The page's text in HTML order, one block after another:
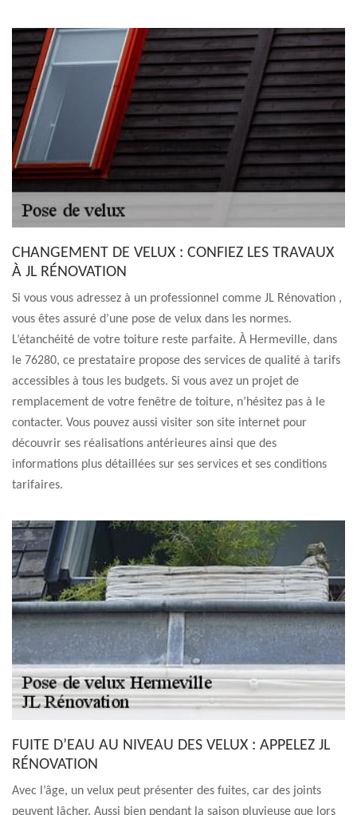
CHANGEMENT DE VELUX : CONFIEZ LES TRAVAUX
À JL RÉNOVATION
Si vous vous adressez à un professionnel comme JL Rénovation ,
vous êtes assuré d’une pose de velux dans les normes.
L’étanchéité de votre toiture reste parfaite. À Hermeville, dans
le 76280, ce prestataire propose des services de qualité à tarifs
accessibles à tous les budgets. Si vous avez un projet de
remplacement de votre fenêtre de toiture, n’hésitez pas à le
contacter. Vous pouvez aussi visiter son site internet pour
découvrir ses réalisations antérieures ainsi que des
informations plus détaillées sur ses services et ses conditions
tarifaires.
FUITE D’EAU AU NIVEAU DES VELUX : APPELEZ JL
RÉNOVATION
Avec l’âge, un velux peut présenter des fuites, car des joints
peuvent lâcher. Aussi bien pendant la saison pluvieuse que lors